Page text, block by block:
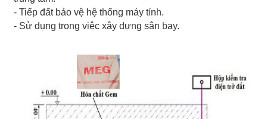
- Tiếp đất bảo vệ hệ thống máy tính.
- Sử dụng trong việc xây dựng sân bay.